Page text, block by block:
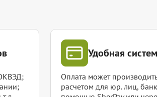
Удобная
Оплата может
расчетом для юр. лиц,